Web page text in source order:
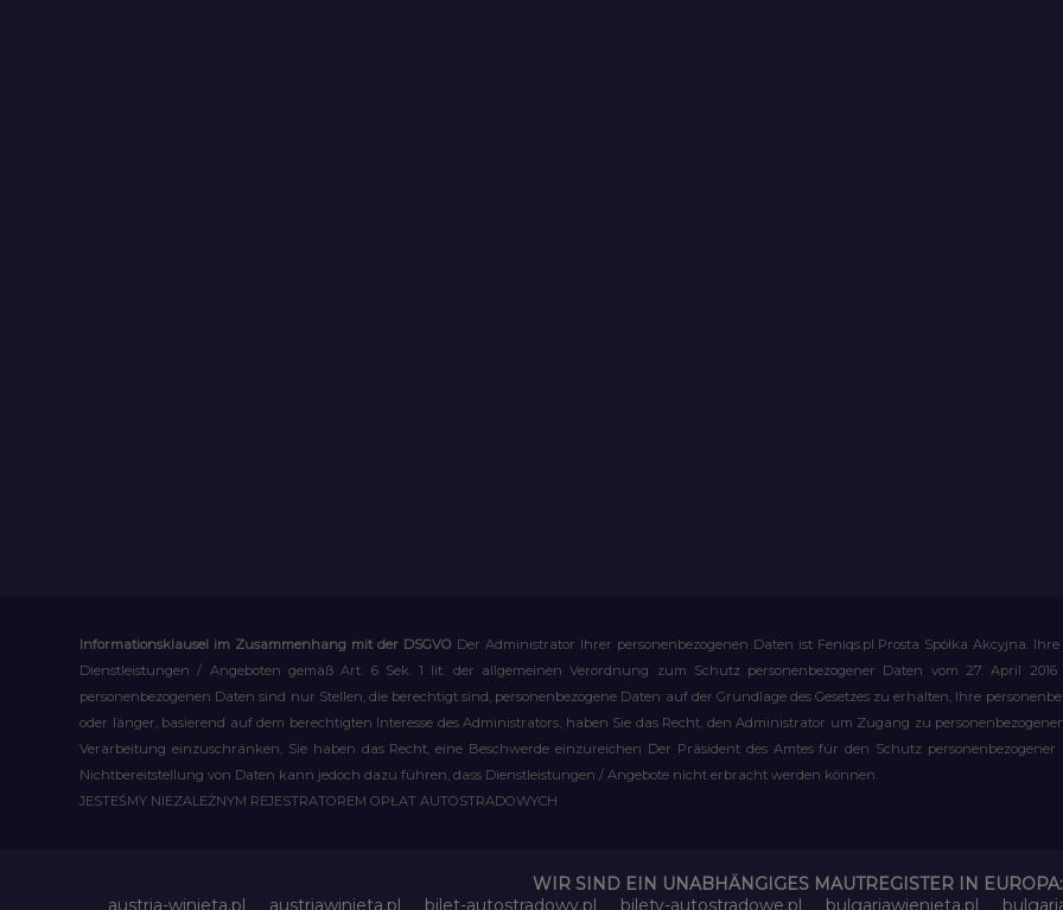
Informationsklausel im Zusammenhang mit der DSGVO Der Administrator Ihrer personenbezogenen Daten ist Feniqs.pl Prosta Spółka Akcyjna.
Dienstleistungen / Angeboten gemäß Art. 6 Sek. 1 lit. der allgemeinen Verordnung zum Schutz personenbezogener Daten vom 27. April
personenbezogenen Daten sind nur Stellen, die berechtigt sind, personenbezogene Daten auf der Grundlage des Gesetzes zu erhalten, Ihre
oder länger, basierend auf dem berechtigten Interesse des Administrators, haben Sie das Recht, den Administrator um Zugang zu
Verarbeitung einzuschränken, Sie haben das Recht, eine Beschwerde einzureichen Der Präsident des Amtes für den Schutz
Nichtbereitstellung von Daten kann jedoch dazu führen, dass Dienstleistungen / Angebote nicht erbracht werden können.
JESTEŚMY NIEZALEŻNYM REJESTRATOREM OPŁAT AUTOSTRADOWYCH
WIR SIND EIN UNABHÄNGIGES MAUTREGISTER IN EUROPA:
austria-winieta.pl
austriawinieta.pl bilet-autostradowy.pl bilety-autostradowe.pl bulgariawienieta.pl